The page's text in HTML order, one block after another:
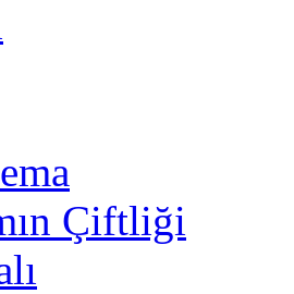
Çiftliği